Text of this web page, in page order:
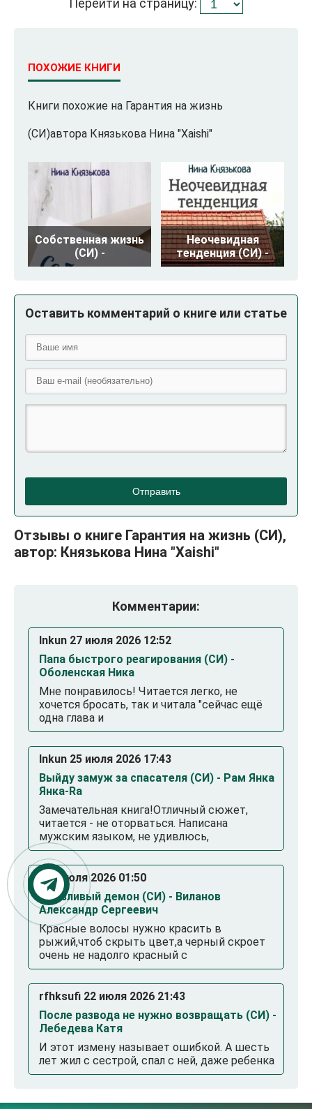
ПОХОЖИЕ КНИГИ
Книги похожие на Гарантия на жизнь
(СИ)автора Князькова Нина "Xaishi"
Собственная жизнь
(СИ) -
Неочевидная
тенденция (СИ) -
Оставить комментарий о книге или статье
Отправить
Отзывы о книге Гарантия на жизнь (СИ),
автор: Князькова Нина "Xaishi"
Комментарии:
Inkun 27 июля 2026 12:52
Папа быстрого реагирования (СИ) -
Оболенская Ника
Мне понравилось! Читается легко, не
хочется бросать, так и читала "сейчас ещё
одна глава и
Inkun 25 июля 2026 17:43
Выйду замуж за спасателя (СИ) - Рам Янка
Янка-Ra
Замечательная книга!Отличный сюжет,
читается - не оторваться. Написана
мужским языком, не удивлюсь,
. 23 июля 2026 01:50
Смазливый демон (СИ) - Виланов
Александр Сергеевич
Красные волосы нужно красить в
рыжий,чтоб скрыть цвет,а черный скроет
очень не надолго красный с
rfhksufi 22 июля 2026 21:43
После развода не нужно возвращать (СИ) -
Лебедева Катя
И этот измену называет ошибкой. А шесть
лет жил с сестрой, спал с ней, даже ребенка